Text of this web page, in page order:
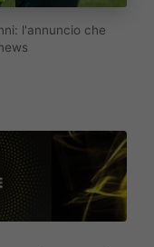
l'annuncio che